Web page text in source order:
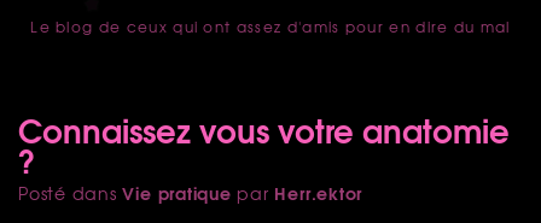
accueil
Le blog de ceux qui ont assez d'amis pour en dire du mal
Connaissez vous votre anatomie
?
Posté dansVie pratique par Herr.ektor